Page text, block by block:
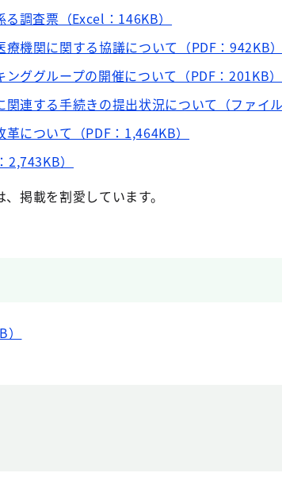
調査票（Excel：146KB）
機関に関する協議について（PDF：942KB）
ググループの開催について（PDF：201KB）
連する手続きの提出状況について（ファイル
について（PDF：1,464KB）
）
掲載を割愛しています。